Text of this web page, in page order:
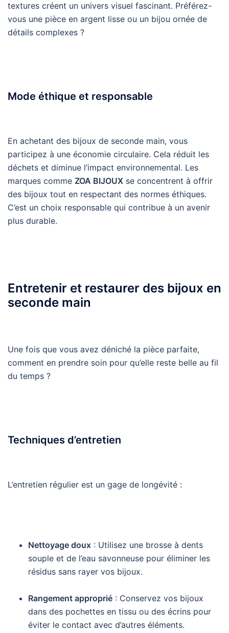
textures créent un univers visuel fascinant. Préférez-
vous une pièce en argent lisse ou un bijou ornée de
détails complexes ?
Mode éthique et responsable
En achetant des bijoux de seconde main, vous
participez à une économie circulaire. Cela réduit les
déchets et diminue l’impact environnemental. Les
marques comme ZOA BIJOUX se concentrent à offrir
des bijoux tout en respectant des normes éthiques.
C’est un choix responsable qui contribue à un avenir
plus durable.
Entretenir et restaurer des bijoux en
seconde main
Une fois que vous avez déniché la pièce parfaite,
comment en prendre soin pour qu’elle reste belle au fil
du temps ?
Techniques d’entretien
L’entretien régulier est un gage de longévité :
Nettoyage doux : Utilisez une brosse à dents
souple et de l’eau savonneuse pour éliminer les
résidus sans rayer vos bijoux.
Rangement approprié : Conservez vos bijoux
dans des pochettes en tissu ou des écrins pour
éviter le contact avec d’autres éléments.